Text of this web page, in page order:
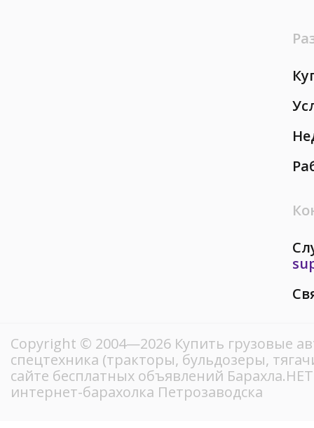
Copyright © 2004—2026 Купить грузовые
спецтехника (тракторы, бульдозеры,
сайте бесплатных объявлений
интернет-барахолка Петрозаводска